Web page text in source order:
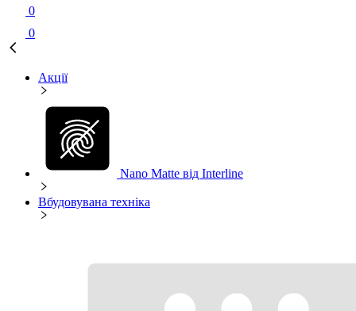
0
0
Акції
Nano Matte від Interline
Вбудовувана техніка